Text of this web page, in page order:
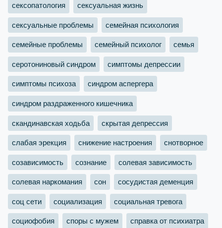
сексопатология сексуальная жизнь
сексуальные проблемы семейная психология
семейные проблемы семейный психолог семья
серотониновый синдром симптомы депрессии
симптомы психоза синдром аспергера
синдром раздраженного кишечника
скандинавская ходьба скрытая депрессия
слабая эрекция снижение настроения снотворное
созависимость сознание солевая зависимость
солевая наркомания сон сосудистая деменция
соц сети социализация социальная тревога
социофобия споры с мужем справка от психиатра